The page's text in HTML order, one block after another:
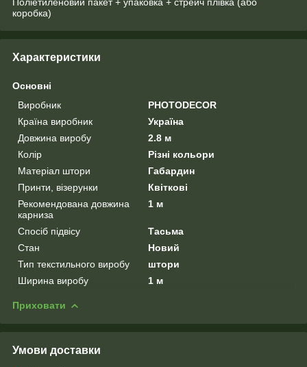
коробка)
Характеристики
Основні
Виробник
PHOTODECOR
Країна виробник
Україна
Довжина виробу
2.8 м
Колір
Різні кольори
Матеріал штори
Габардин
Принти, візерунки
Квіткові
Рекомендована довжина
карниза
1 м
Спосіб підвісу
Тасьма
Стан
Новий
Тип текстильного виробу
штори
Ширина виробу
1 м
Приховати
Умови доставки